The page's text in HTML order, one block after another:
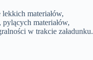
materiałów,
materiałów,
w trakcie załadunku.